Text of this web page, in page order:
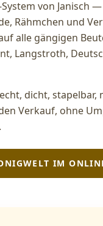
von Janisch
Rähmchen und
alle gängigen
Langstroth,
dicht, stapelbar,
Verkauf, ohne
IM